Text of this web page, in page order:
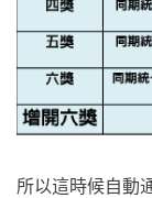
所以這時候自動